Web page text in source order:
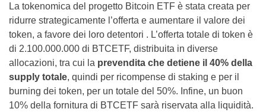
La tokenomica del progetto Bitcoin ETF è stata creata per
ridurre strategicamente l’offerta e aumentare il valore dei
token, a favore dei loro detentori . L’offerta totale di token è
di 2.100.000.000 di BTCETF, distribuita in diverse
allocazioni, tra cui la prevendita che detiene il 40% della
supply totale, quindi per ricompense di staking e per il
burning dei token, per un totale del 50%. Infine, un buon
10% della fornitura di BTCETF sarà riservata alla liquidità.